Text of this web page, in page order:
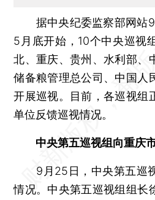
据中央纪委监察部网站9
5月底开始，10个中央巡视
北、重庆、贵州、水利部、
储备粮管理总公司、中国人
开展巡视。目前，各巡视组
单位反馈巡视情况。
中央第五巡视组向重庆
9月25日，中央第五巡
情况。中央第五巡视组组长